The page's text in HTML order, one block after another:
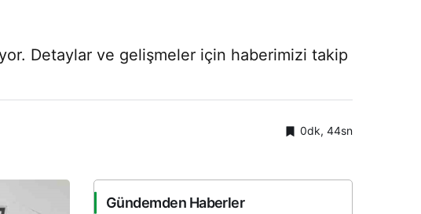
Detaylar ve gelişmeler için haberimizi takip
0dk, 44sn
Gündemden Haberler